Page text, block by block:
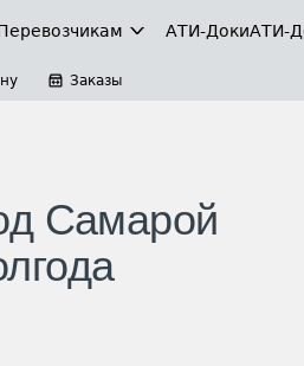
АТИ-ДокиАТИ-
Заказы
Самарой